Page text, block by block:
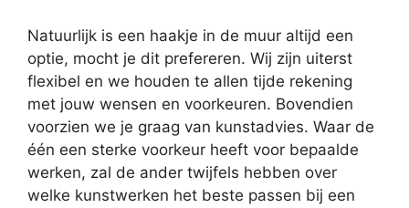
Natuurlijk is een haakje in de muur altijd een
optie, mocht je dit prefereren. Wij zijn uiterst
flexibel en we houden te allen tijde rekening
met jouw wensen en voorkeuren. Bovendien
voorzien we je graag van kunstadvies. Waar de
één een sterke voorkeur heeft voor bepaalde
werken, zal de ander twijfels hebben over
welke kunstwerken het beste passen bij een